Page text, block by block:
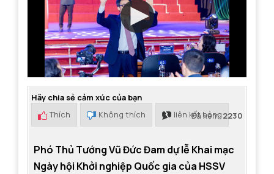
Hãy chia sẻ cảm xúc của bạn
Thích
Không thích liên kết hỏng
Đã xem:2230
Phó Thủ Tướng Vũ Đức Đam dự lễ Khai mạc
Ngày hội Khởi nghiệp Quốc gia của HSSV